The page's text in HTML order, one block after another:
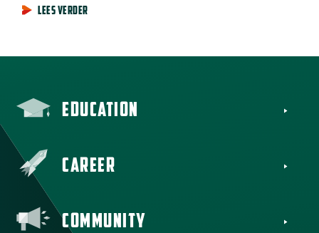
LEES VERDER
EDUCATION
CAREER
COMMUNITY